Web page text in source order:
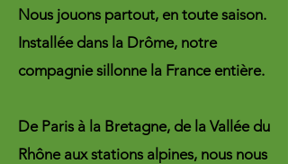
Nous jouons partout, en toute saison.
Installée dans la Drôme, notre
compagnie sillonne la France entière.
De Paris à la Bretagne, de la Vallée du
Rhône aux stations alpines, nous nous